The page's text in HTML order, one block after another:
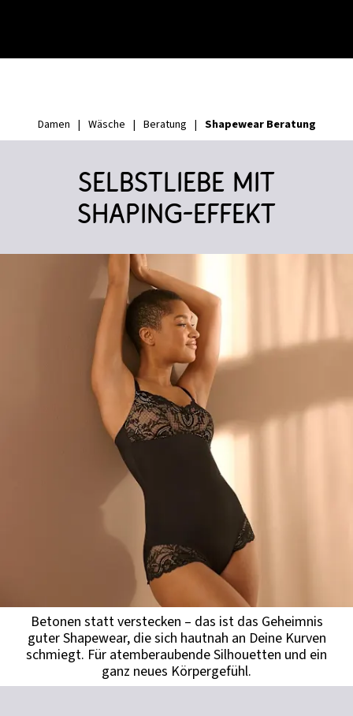
Damen | Wäsche | Beratung | Shapewear Beratung
Selbstliebe mit
Shaping-Effekt
Betonen statt verstecken – das ist das Geheimnis
guter Shapewear, die sich hautnah an Deine Kurven
schmiegt. Für atemberaubende Silhouetten und ein
ganz neues Körpergefühl.